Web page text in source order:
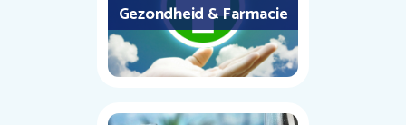
Gezondheid & Farmacie